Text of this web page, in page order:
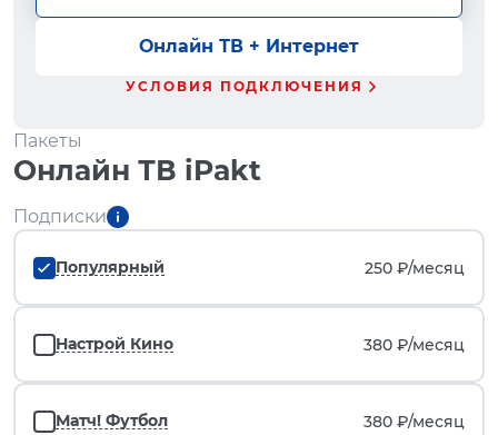
Онлайн ТВ + Интернет
УСЛОВИЯ ПОДКЛЮЧЕНИЯ
Пакеты
Онлайн ТВ iPakt
Подписки
Популярный 250 ₽/месяц
Настрой Кино 380 ₽/месяц
Матч! Футбол 380 ₽/месяц